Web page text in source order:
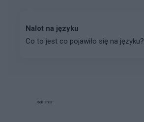
Nalot na języku
Co to jest co pojawiło się na języku?
Reklama: